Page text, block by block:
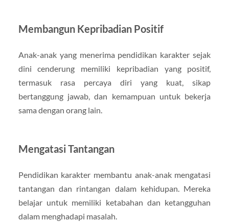
Membangun Kepribadian Positif
Anak-anak yang menerima pendidikan karakter sejak
dini cenderung memiliki kepribadian yang positif,
termasuk rasa percaya diri yang kuat, sikap
bertanggung jawab, dan kemampuan untuk bekerja
sama dengan orang lain.
Mengatasi Tantangan
Pendidikan karakter membantu anak-anak mengatasi
tantangan dan rintangan dalam kehidupan. Mereka
belajar untuk memiliki ketabahan dan ketangguhan
dalam menghadapi masalah.